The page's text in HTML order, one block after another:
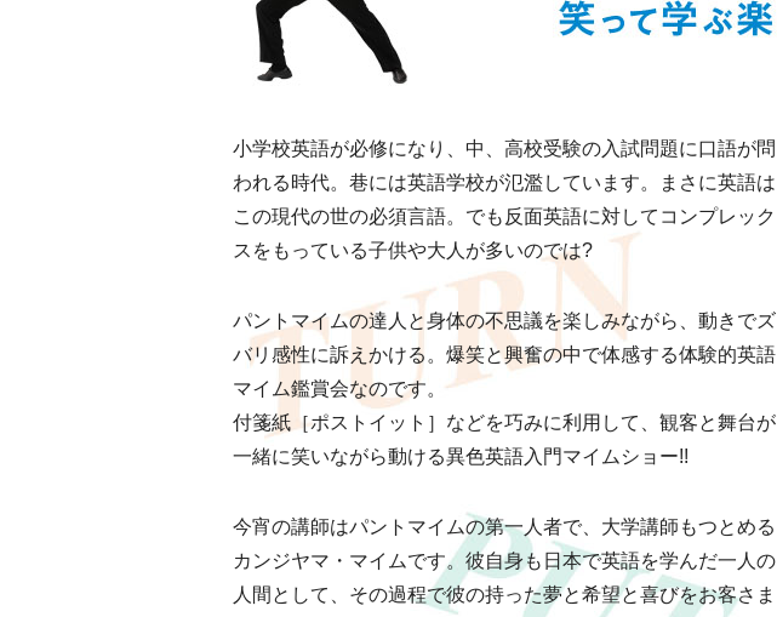
小学校英語が必修になり、中、高校受験の入試問題に口語が問
われる時代。巷には英語学校が氾濫しています。まさに英語は
この現代の世の必須言語。でも反面英語に対してコンプレック
スをもっている子供や大人が多いのでは?
パントマイムの達人と身体の不思議を楽しみながら、動きでズ
バリ感性に訴えかける。爆笑と興奮の中で体感する体験的英語
マイム鑑賞会なのです。
付箋紙［ポストイット］などを巧みに利用して、観客と舞台が
一緒に笑いながら動ける異色英語入門マイムショー!!
今宵の講師はパントマイムの第一人者で、大学講師もつとめる
カンジヤマ・マイムです。彼自身も日本で英語を学んだ一人の
人間として、その過程で彼の持った夢と希望と喜びをお客さま